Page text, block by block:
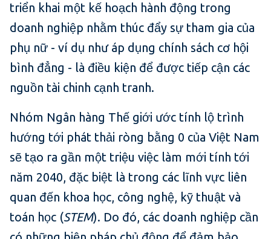
triển khai một kế hoạch hành động trong
doanh nghiệp nhằm thúc đẩy sự tham gia của
phụ nữ - ví dụ như áp dụng chính sách cơ hội
bình đẳng - là điều kiện để được tiếp cận các
nguồn tài chinh cạnh tranh.
Nhóm Ngân hàng Thế giới ước tính lộ trình
hướng tới phát thải ròng bằng 0 của Việt Nam
sẽ tạo ra gần một triệu việc làm mới tính tới
năm 2040, đặc biệt là trong các lĩnh vực liên
quan đến khoa học, công nghệ, kỹ thuật và
toán học (STEM). Do đó, các doanh nghiệp cần